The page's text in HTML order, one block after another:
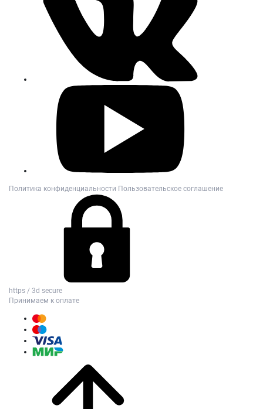
Политика конфиденциальности Пользовательское соглашение
https / 3d secure
Принимаем к оплате